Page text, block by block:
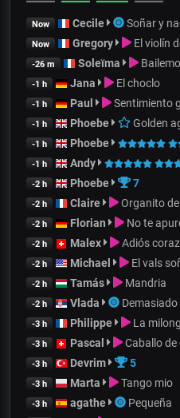
Now Cecile Soñar y
Now Gregory El violín
-26 m Soleïma
-1 h Jana El choclo
-1 h Paul Sentimiento
-1 h Phoebe Golden
-1 h Phoebe
-1 h Andy
-2 h Phoebe 7
-2 h Claire Organito
-2 h Florian No te
-2 h Malex Adiós
-2 h Michael El vals
-2 h Tamás Mandria
-2 h Vlada
-3 h Philippe La
-3 h Pascal Caballo de
-3 h Devrim 5
-3 h Marta Tango mio
-3 h agathe Pequeña